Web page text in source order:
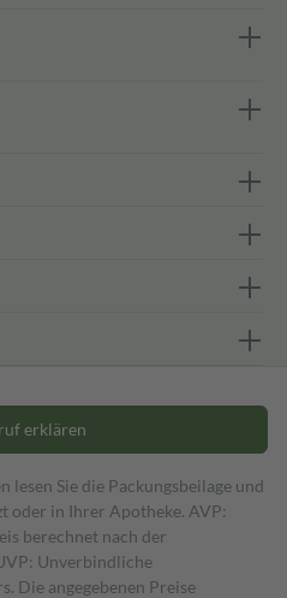
erklären
lesen Sie die Packungsbeilage und
oder in Ihrer Apotheke. AVP:
berechnet nach der
Unverbindliche
Die angegebenen Preise